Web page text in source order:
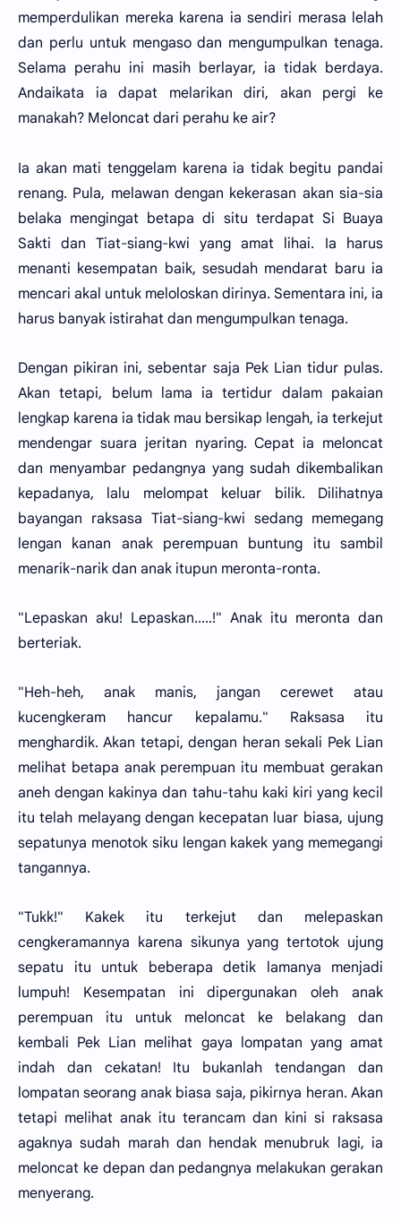
memperdulikan mereka karena ia sendiri merasa lelah
dan perlu untuk mengaso dan mengumpulkan tenaga.
Selama perahu ini masih berlayar, ia tidak berdaya.
Andaikata ia dapat melarikan diri, akan pergi ke
manakah? Meloncat dari perahu ke air?
Ia akan mati tenggelam karena ia tidak begitu pandai
renang. Pula, melawan dengan kekerasan akan sia-sia
belaka mengingat betapa di situ terdapat Si Buaya
Sakti dan Tiat-siang-kwi yang amat lihai. Ia harus
menanti kesempatan baik, sesudah mendarat baru ia
mencari akal untuk meloloskan dirinya. Sementara ini, ia
harus banyak istirahat dan mengumpulkan tenaga.
Dengan pikiran ini, sebentar saja Pek Lian tidur pulas.
Akan tetapi, belum lama ia tertidur dalam pakaian
lengkap karena ia tidak mau bersikap lengah, ia terkejut
mendengar suara jeritan nyaring. Cepat ia meloncat
dan menyambar pedangnya yang sudah dikembalikan
kepadanya, lalu melompat keluar bilik. Dilihatnya
bayangan raksasa Tiat-siang-kwi sedang memegang
lengan kanan anak perempuan buntung itu sambil
menarik-narik dan anak itupun meronta-ronta.
"Lepaskan aku! Lepaskan.....!" Anak itu meronta dan
berteriak.
"Heh-heh, anak manis, jangan cerewet atau
kucengkeram hancur kepalamu." Raksasa itu
menghardik. Akan tetapi, dengan heran sekali Pek Lian
melihat betapa anak perempuan itu membuat gerakan
aneh dengan kakinya dan tahu-tahu kaki kiri yang kecil
itu telah melayang dengan kecepatan luar biasa, ujung
sepatunya menotok siku lengan kakek yang memegangi
tangannya.
"Tukk!" Kakek itu terkejut dan melepaskan
cengkeramannya karena sikunya yang tertotok ujung
sepatu itu untuk beberapa detik lamanya menjadi
lumpuh! Kesempatan ini dipergunakan oleh anak
perempuan itu untuk meloncat ke belakang dan
kembali Pek Lian melihat gaya lompatan yang amat
indah dan cekatan! Itu bukanlah tendangan dan
lompatan seorang anak biasa saja, pikirnya heran. Akan
tetapi melihat anak itu terancam dan kini si raksasa
agaknya sudah marah dan hendak menubruk lagi, ia
meloncat ke depan dan pedangnya melakukan gerakan
menyerang.